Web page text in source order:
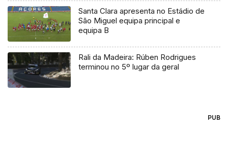
Santa Clara apresenta no Estádio de
São Miguel equipa principal e
equipa B
Rali da Madeira: Rúben Rodrigues
terminou no 5º lugar da geral
PUB